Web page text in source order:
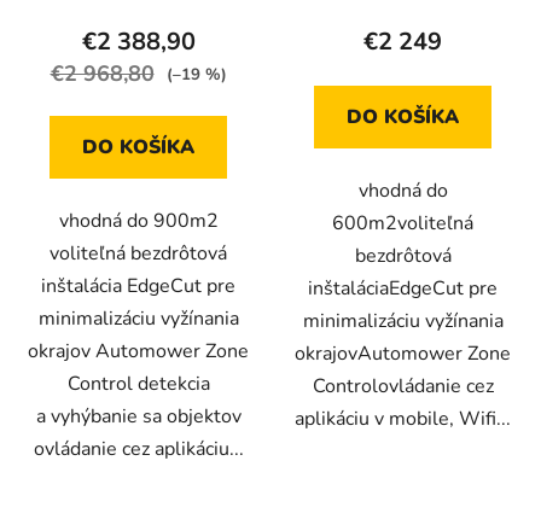
€2 388,90
€2 968,80 (–19 %)
DO KOŠÍKA
vhodná do 900m2
voliteľná bezdrôtová
inštalácia EdgeCut pre
minimalizáciu vyžínania
okrajov Automower Zone
Control detekcia
a vyhýbanie sa objektov
ovládanie cez aplikáciu...
€2 249
DO KOŠÍKA
vhodná do
600m2voliteľná
bezdrôtová
inštaláciaEdgeCut pre
minimalizáciu vyžínania
okrajovAutomower Zone
Controlovládanie cez
aplikáciu v mobile, Wifi...